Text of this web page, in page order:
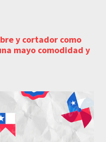
y cortador como
mayo comodidad y